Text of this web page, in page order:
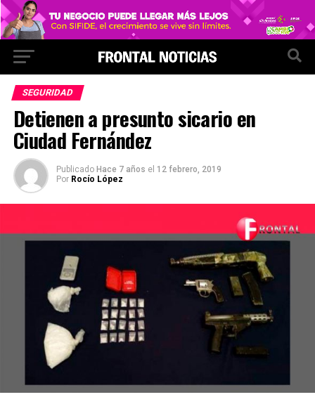
SEGURIDAD
Detienen a presunto sicario en
Ciudad Fernández
Publicado Hace 7 años el 12 febrero, 2019
Por Rocío López